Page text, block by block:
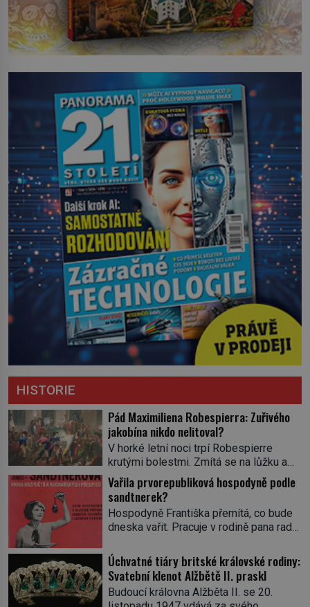
HISTORIE
Pád Maximiliena Robespierra: Zuřivého
jakobína nikdo nelitoval?
V horké letní noci trpí Robespierre
krutými bolestmi. Zmítá se na lůžku a
hlavou mu víří kolotoč myšlenek. Když
se probere z mdlob, vzpomene si na
jednu z pařížských jasnovidek, kterou
před lety navštívil. Prorokovala mu
tragický osud. Tehdy se jí vysmál.
prohlásil o něm jiný významný
francouzský revolucionář, Honoré de
Mirabeau […]
Vařila prvorepubliková hospodyně podle
sandtnerek?
Hospodyně Františka přemítá, co bude
dneska vařit. Pracuje v rodině pana rady
rychle v jedné ze „sandtnerek“.
„Zaplaťpánbůh, že už nemusíme chodit
s lístky,“ povzdechne si směrem ke
služce, kterou má v kuchyni k ruce.
Úchvatné tiáry britské královské rodiny:
Svatební klenot Alžbětě II. praskl
Budoucí královna Alžběta II. se 20.